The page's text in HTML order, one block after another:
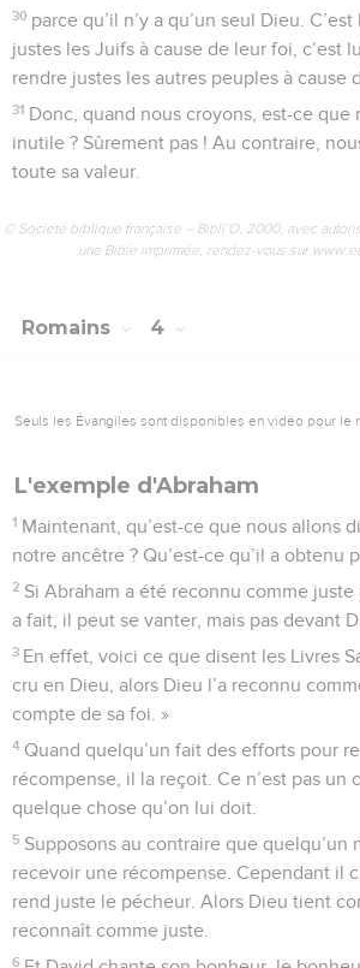
30 parce qu’il n’y a qu’un seul Dieu.
justes les Juifs à cause de leur foi, c’est
rendre justes les autres peuples à cause
31 Donc, quand nous croyons, est-ce que
inutile ? Sûrement pas ! Au contraire,
toute sa valeur.
© Société biblique française – Bibli’O, 2000, avec
une Bible imprimée, rendez-vous sur
Romains 4
Seuls les Évangiles sont disponibles en vidéo pour le
L'exemple d'Abraham
1 Maintenant, qu’est-ce que nous allons
notre ancêtre ? Qu’est-ce qu’il a obtenu
2 Si Abraham a été reconnu comme juste
a fait, il peut se vanter, mais pas devant
3 En effet, voici ce que disent les Livres
cru en Dieu, alors Dieu l’a reconnu
compte de sa foi. »
4 Quand quelqu’un fait des efforts pour
récompense, il la reçoit. Ce n’est pas un
quelque chose qu’on lui doit.
5 Supposons au contraire que quelqu’un
recevoir une récompense. Cependant il
rend juste le pécheur. Alors Dieu tient
reconnaît comme juste.
6